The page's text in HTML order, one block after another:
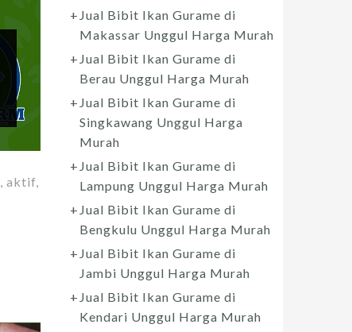
aktif,
Jual Bibit Ikan Gurame di
Makassar Unggul Harga Murah
Jual Bibit Ikan Gurame di
Berau Unggul Harga Murah
Jual Bibit Ikan Gurame di
Singkawang Unggul Harga
Murah
Jual Bibit Ikan Gurame di
Lampung Unggul Harga Murah
Jual Bibit Ikan Gurame di
Bengkulu Unggul Harga Murah
Jual Bibit Ikan Gurame di
Jambi Unggul Harga Murah
Jual Bibit Ikan Gurame di
Kendari Unggul Harga Murah